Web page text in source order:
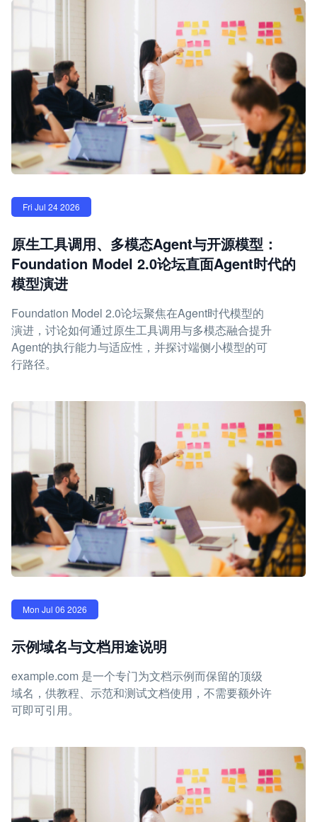
Fri Jul 24 2026
原生工具调用、多模态Agent与开源模型：
Foundation Model 2.0论坛直面Agent时代的
模型演进
Foundation Model 2.0论坛聚焦在Agent时代模型的
演进，讨论如何通过原生工具调用与多模态融合提升
Agent的执行能力与适应性，并探讨端侧小模型的可
行路径。
Mon Jul 06 2026
示例域名与文档用途说明
example.com 是一个专门为文档示例而保留的顶级
域名，供教程、示范和测试文档使用，不需要额外许
可即可引用。